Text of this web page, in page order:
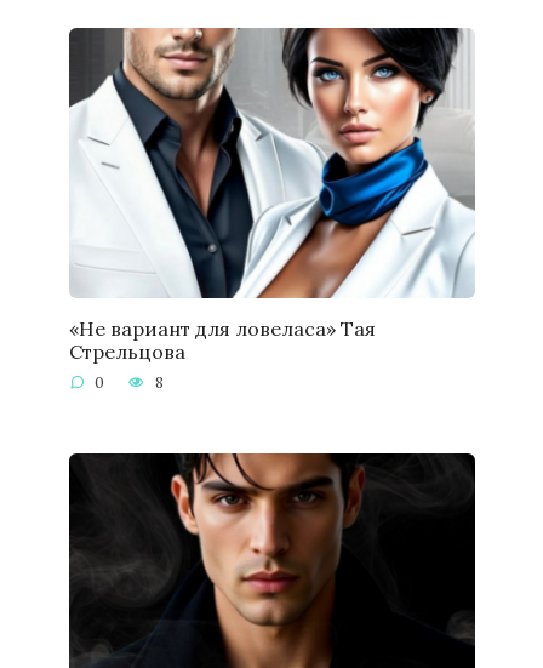
«Не вариант для ловеласа» Тая
Стрельцова
0 8